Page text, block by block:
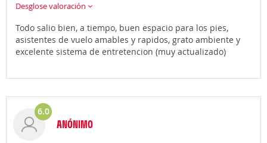
Desglose valoración
Todo salio bien, a tiempo, buen espacio para los pies,
asistentes de vuelo amables y rapidos, grato ambiente y
excelente sistema de entretencion (muy actualizado)
6.0
ANÓNIMO